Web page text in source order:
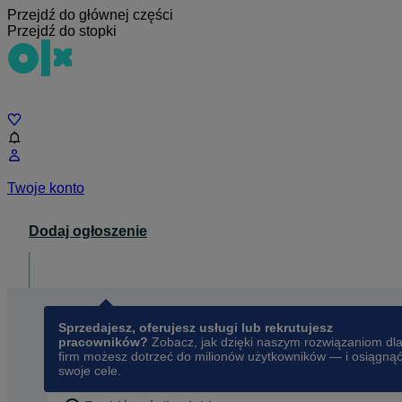
Przejdź do głównej części
Przejdź do stopki
Twoje konto
Dodaj ogłoszenie
Sprzedajesz, oferujesz usługi lub rekrutujesz
pracowników? Zobacz, jak dzięki naszym rozwiązaniom dla
firm możesz dotrzeć do milionów użytkowników — i osiągnąć
swoje cele.